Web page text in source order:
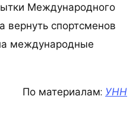
Международного
вернуть спортсменов
международные
По материалам: УНН